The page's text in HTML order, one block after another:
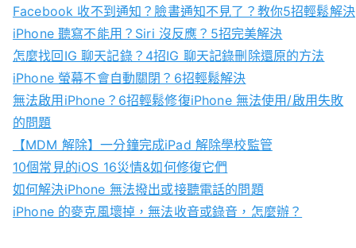
Facebook 收不到通知？臉書通知不見了？教你5招輕鬆解決
iPhone 聽寫不能用？Siri 沒反應？5招完美解決
怎麼找回IG 聊天記錄？4招IG 聊天記錄刪除還原的方法
iPhone 螢幕不會自動關閉？6招輕鬆解決
無法啟用iPhone？6招輕鬆修復iPhone 無法使用/啟用失敗
的問題
【MDM 解除】一分鐘完成iPad 解除學校監管
10個常見的iOS 16災情&如何修復它們
如何解決iPhone 無法撥出或接聽電話的問題
iPhone 的麥克風壞掉，無法收音或錄音，怎麼辦？